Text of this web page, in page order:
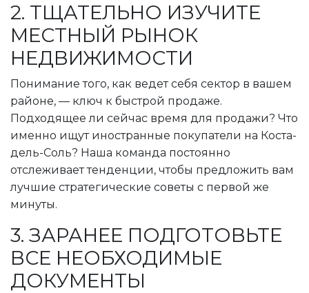
2. ТЩАТЕЛЬНО ИЗУЧИТЕ
МЕСТНЫЙ РЫНОК
НЕДВИЖИМОСТИ
Понимание того, как ведет себя сектор в вашем
районе, — ключ к быстрой продаже.
Подходящее ли сейчас время для продажи? Что
именно ищут иностранные покупатели на Коста-
дель-Соль? Наша команда постоянно
отслеживает тенденции, чтобы предложить вам
лучшие стратегические советы с первой же
минуты.
3. ЗАРАНЕЕ ПОДГОТОВЬТЕ
ВСЕ НЕОБХОДИМЫЕ
ДОКУМЕНТЫ